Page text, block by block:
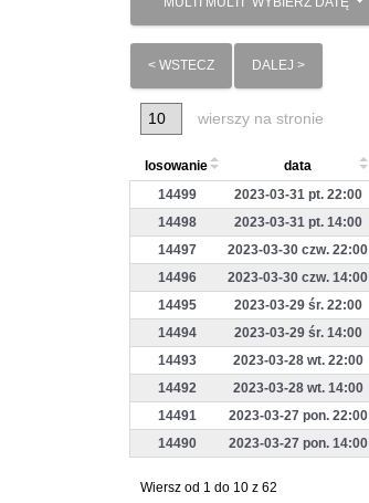
< WSTECZ DALEJ >
wierszy na stronie
losowanie
data
14499
2023-03-31 pt. 22:00
14498
2023-03-31 pt. 14:00
14497
2023-03-30 czw. 22:00
14496
2023-03-30 czw. 14:00
14495
2023-03-29 śr. 22:00
14494
2023-03-29 śr. 14:00
14493
2023-03-28 wt. 22:00
14492
2023-03-28 wt. 14:00
14491
2023-03-27 pon. 22:00
14490
2023-03-27 pon. 14:00
Wiersz od 1 do 10 z 62